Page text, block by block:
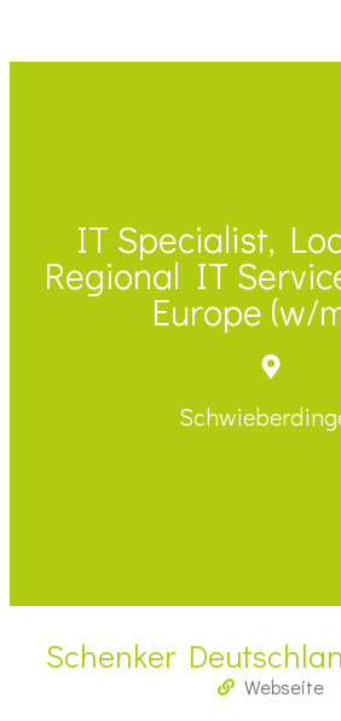
IT Specialist,
Regional IT
Europe (w/
Schenker
Webseite